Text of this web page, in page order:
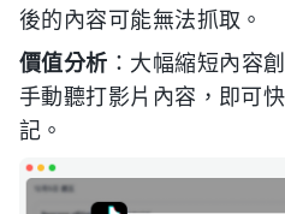
後的內容可能無法抓取。
價值分析 ：大幅縮短內容
手動聽打影片內容，即可
記。